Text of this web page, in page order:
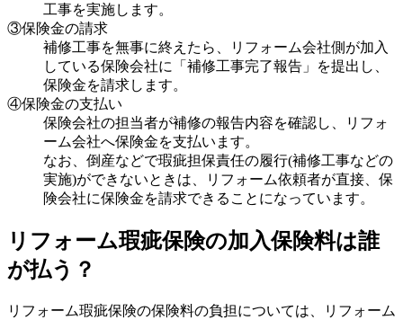
工事を実施します。
③保険金の請求
補修工事を無事に終えたら、リフォーム会社側が加入
している保険会社に「補修工事完了報告」を提出し、
保険金を請求します。
④保険金の支払い
保険会社の担当者が補修の報告内容を確認し、リフォ
ーム会社へ保険金を支払います。
なお、倒産などで瑕疵担保責任の履行(補修工事などの
実施)ができないときは、リフォーム依頼者が直接、保
険会社に保険金を請求できることになっています。
リフォーム瑕疵保険の加入保険料は誰
が払う？
リフォーム瑕疵保険の保険料の負担については、リフォーム